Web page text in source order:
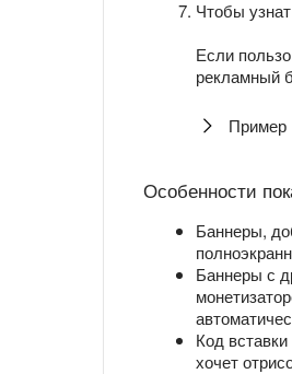
Чтобы
Если
рекламный
Пример
Особенности
Баннеры,
Баннеры с
Код
хочет